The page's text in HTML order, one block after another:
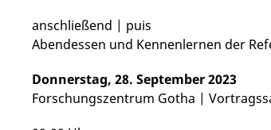
anschließend | puis
Abendessen und Kennenlernen der
Donnerstag, 28. September 2023
Forschungszentrum Gotha |